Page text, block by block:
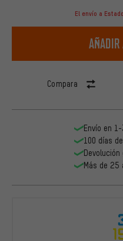
El envío a
Añadir
Compara
Envío en
100 días
Más de 25